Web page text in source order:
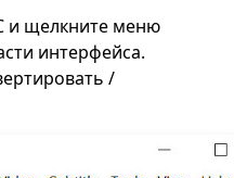
и щелкните меню
интерфейса.
/